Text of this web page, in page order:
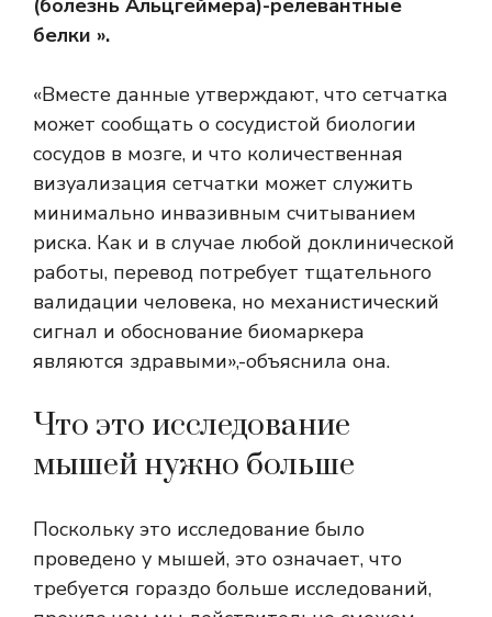
(болезнь Альцгеймера)-релевантные
белки ».
«Вместе данные утверждают, что сетчатка
может сообщать о сосудистой биологии
сосудов в мозге, и что количественная
визуализация сетчатки может служить
минимально инвазивным считыванием
риска. Как и в случае любой доклинической
работы, перевод потребует тщательного
валидации человека, но механистический
сигнал и обоснование биомаркера
являются здравыми»,-объяснила она.
Что это исследование
мышей нужно больше
Поскольку это исследование было
проведено у мышей, это означает, что
требуется гораздо больше исследований,